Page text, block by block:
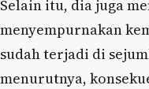
Selain itu, dia juga
menyempurnakan
sudah terjadi di
menurutnya,